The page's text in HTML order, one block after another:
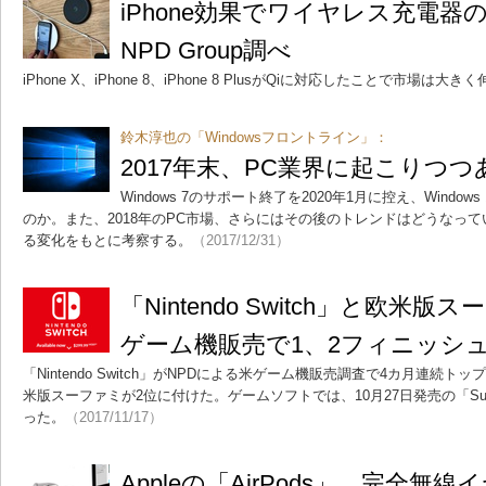
iPhone効果でワイヤレス充電
NPD Group調べ
iPhone X、iPhone 8、iPhone 8 PlusがQiに対応したことで市場は大きく
鈴木淳也の「Windowsフロントライン」：
2017年末、PC業界に起こりつつ
Windows 7のサポート終了を2020年1月に控え、
のか。また、2018年のPC市場、さらにはその後のトレンドはどうなっ
る変化をもとに考察する。
（2017/12/31）
「Nintendo Switch」と欧米版ス
ゲーム機販売で1、2フィニッシ
「Nintendo Switch」がNPDによる米ゲーム機販売調査で4カ月連続トッ
米版スーファミが2位に付けた。ゲームソフトでは、10月27日発売の「
った。
（2017/11/17）